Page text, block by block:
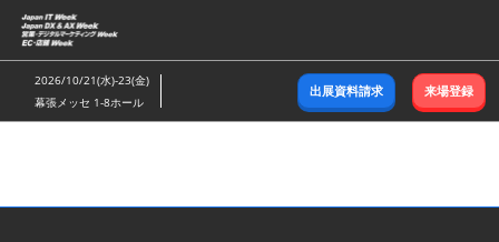
ス
キ
ッ
し
む
2026/10/21(水)-23(金)
幕張メッセ 1-8ホール
出展資料請求 来場登録